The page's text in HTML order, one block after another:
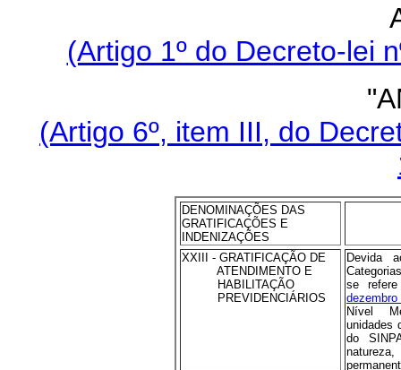
(Artigo 1º do Decreto-lei
(Artigo 6º, item III, do
DENOMINAÇÕES DAS
GRATIFICAÇÕES E
INDENIZAÇÕES
XXIII - GRATIFICAÇÃO DE
ATENDIMENTO E
HABILITAÇÃO
PREVIDENCIÁRIOS
Devida
se
Nível
unidades
do